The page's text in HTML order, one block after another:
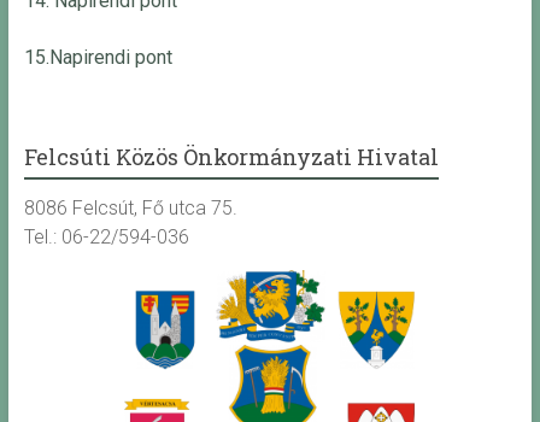
15.Napirendi pont
Felcsúti Közös Önkormányzati Hivatal
8086 Felcsút, Fő utca 75.
Tel.: 06-22/594-036